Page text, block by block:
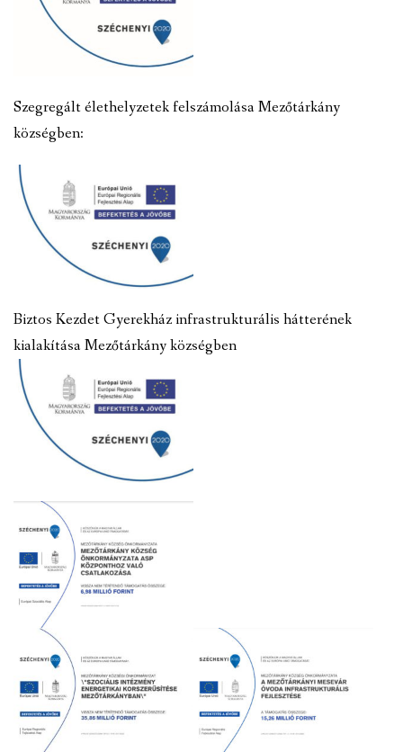
Szegregált élethelyzetek felszámolása Mezőtárkány
községben:
Biztos Kezdet Gyerekház infrastrukturális hátterének
kialakítása Mezőtárkány községben